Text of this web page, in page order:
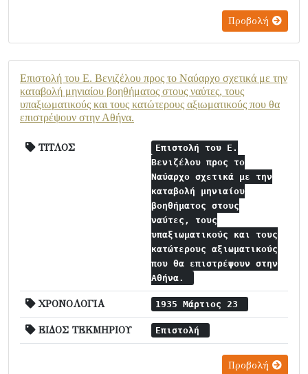
Προβολή
Επιστολή του Ε. Βενιζέλου προς το Ναύαρχο σχετικά με την
καταβολή μηνιαίου βοηθήματος στους ναύτες, τους
υπαξιωματικούς και τους κατώτερους αξιωματικούς που θα
επιστρέψουν στην Αθήνα.
ΤΙΤΛΟΣ
Επιστολή του Ε.
Βενιζέλου προς το
Ναύαρχο σχετικά με την
καταβολή μηνιαίου
βοηθήματος στους
ναύτες, τους
υπαξιωματικούς και τους
κατώτερους αξιωματικούς
που θα επιστρέψουν στην
Αθήνα.
ΧΡΟΝΟΛΟΓΙΑ 1935 Μάρτιος 23
ΕΙΔΟΣ ΤΕΚΜΗΡΙΟΥ Επιστολή
Προβολή